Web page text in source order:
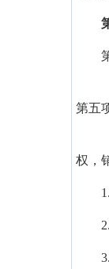
第五
权，